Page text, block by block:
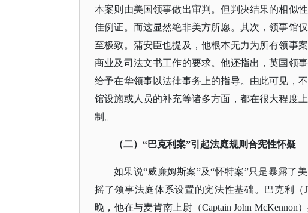
本案则由美国领事做出审判。但判决结果的相似
佳例证。而这显然绝非美方所愿。其次，领事馆
至极致。蒲安臣也提及，他根本无力为所有领事
商业及司法文书工作的要求。他还指出，英国领
给予在华领事以法律事务上的指导。由此可见，
馆设施或人员的补充等诸多方面，都在很大程度
制。
（二） “巴克利案”引起法庭规则合宪性怀疑
如果说“威廉姆斯案”及“怀特案”只是暴露了
摇了领事法庭体系设置的宪法性基础。巴克利（
晚，他在与麦肯南上尉（Captain John